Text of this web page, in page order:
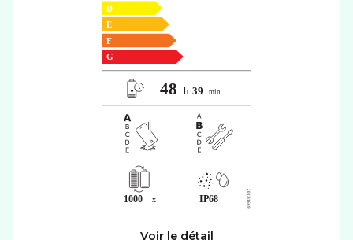
reprise de l'ancien téléphone. Je
contacte le service Red by SFR via
la messagerie pour comprendre
pourquoi je n'es pas encore reçu
le bon de reprise de mon ancien
smartphone, qui d'ailleurs s'avère
compliqué pour se faire
comprendre, les temps de
réponses sont extrêmement long
(30-40 minutes de
communication totale) pour qu'au
final on me dise que j'ai loupé une
étape dans le processus de
commande du nouveau téléphone
en omettant de valider la reprise
des captures d'écrans deVoir le détail